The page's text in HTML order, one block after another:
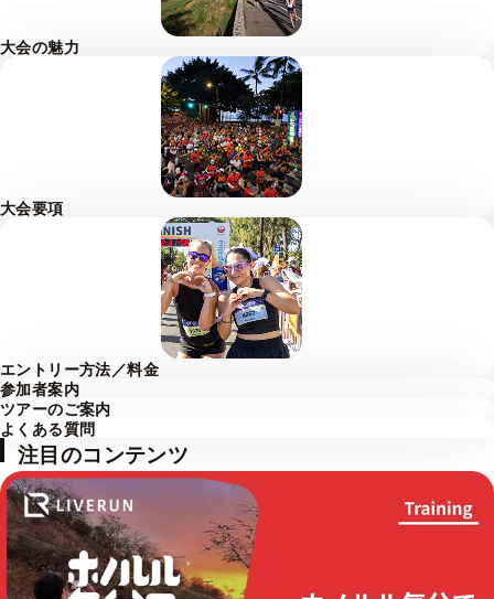
大会の魅力
大会要項
エントリー方法／料金
参加者案内
ツアーのご案内
よくある質問
注目のコンテンツ